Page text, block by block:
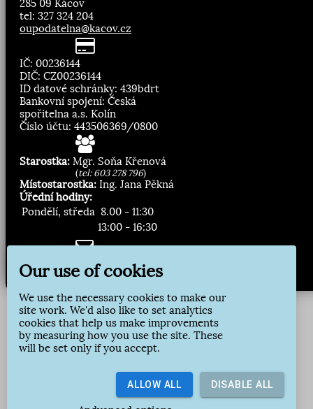
285 09 Kácov
tel: 327 324 204
oupodatelna@kacov.cz
IČ: 00236144
DIČ: CZ00236144
ID datové schránky: 439bdrt
Bankovní spojení: Česká
spořitelna a.s. Kolín
Číslo účtu: 443506369/0800
Starostka: Mgr. Soňa Křenová
(tel: 603 278 796)
Místostarostka: Ing. Jana Pěkná
Úřední hodiny:
Pondělí, středa 8.00 - 11:30
13:00 - 16:30
Zasílání novinek:
Přihlásit odběr
Our use of cookies
We use the necessary cookies to make our
site work. We'd also like to set analytics
cookies that help us make improvements
by measuring how you use the site. These
will be set only if you accept.
ALLOW ALL DISABLE ALL